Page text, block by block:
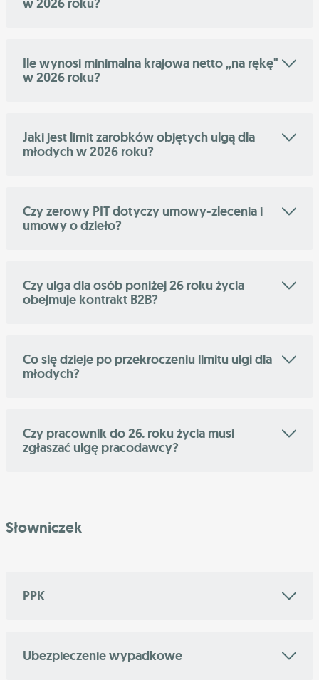
w 2026 roku?
Ile wynosi minimalna krajowa netto „na rękę"
w 2026 roku?
Jaki jest limit zarobków objętych ulgą dla
młodych w 2026 roku?
Czy zerowy PIT dotyczy umowy-zlecenia i
umowy o dzieło?
Czy ulga dla osób poniżej 26 roku życia
obejmuje kontrakt B2B?
Co się dzieje po przekroczeniu limitu ulgi dla
młodych?
Czy pracownik do 26. roku życia musi
zgłaszać ulgę pracodawcy?
Słowniczek
PPK
Ubezpieczenie wypadkowe